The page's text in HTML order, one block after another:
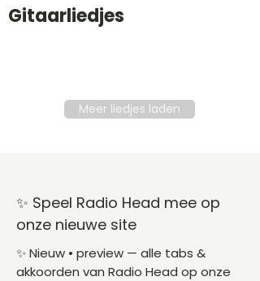
Gitaarliedjes
Meer liedjes laden
✨ Speel Radio Head mee op
onze nieuwe site
✨ Nieuw • preview — alle tabs &
akkoorden van Radio Head op onze